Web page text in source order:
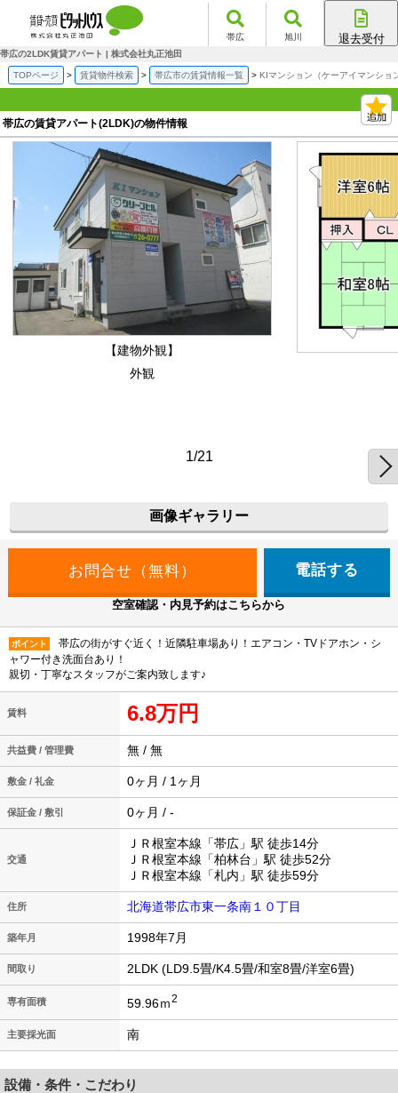
帯広 旭川 退去受付
帯広の2LDK賃貸アパート | 株式会社丸正池田
TOPページ 賃貸物件検索 帯広市の賃貸情報一覧 KIマンション（ケーアイマンショ
帯広の賃貸アパート(2LDK)の物件情報
【建物外観】
外観
1/21
画像ギャラリー
電話する
空室確認・内見予約はこちらから
ポイント
帯広の街がすぐ近く！近隣駐車場あり！エアコン・TVドアホン・シ
ャワー付き洗面台あり！
親切・丁寧なスタッフがご案内致します♪
賃料 6.8万円
共益費 / 管理費 無 / 無
敷金 / 礼金 0ヶ月 / 1ヶ月
保証金 / 敷引 0ヶ月 / -
交通
ＪＲ根室本線「帯広」駅 徒歩14分
ＪＲ根室本線「柏林台」駅 徒歩52分
ＪＲ根室本線「札内」駅 徒歩59分
住所 北海道帯広市東一条南１０丁目
築年月 1998年7月
間取り 2LDK (LD9.5畳/K4.5畳/和室8畳/洋室6畳)
専有面積 59.96ｍ2
主要採光面 南
設備・条件・こだわり